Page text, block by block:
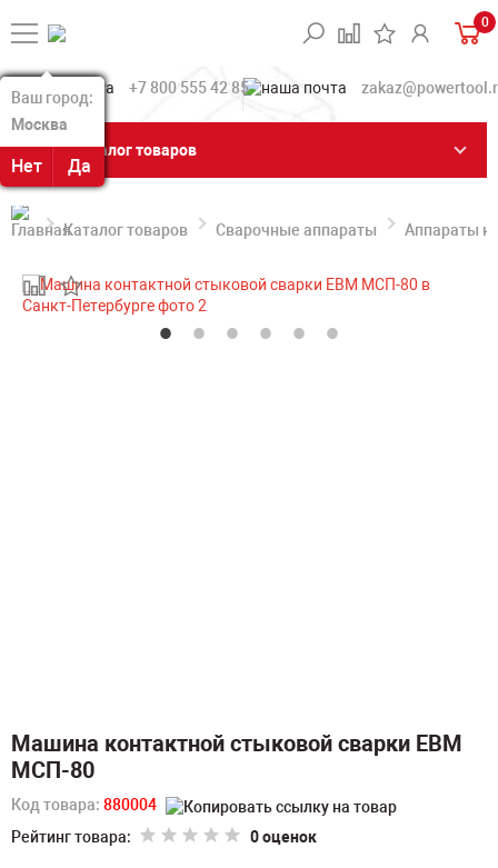
Ваш город:
Москва
Нет Да
Ваш город:
Москва
Нет Да
0
+7 800 555 42 85
Каталог товаров
Каталог товаров Сварочные аппараты Аппараты
Машина контактной стыковой сварки ЕВМ
МСП-80
Код товара: 880004
Рейтинг товара:
0 оценок